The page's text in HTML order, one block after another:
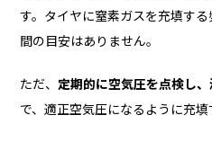
す。タイヤに窒素ガスを充填す
間の目安はありません。
ただ、 定期的に空気圧を点検し
で、適正空気圧になるように充填